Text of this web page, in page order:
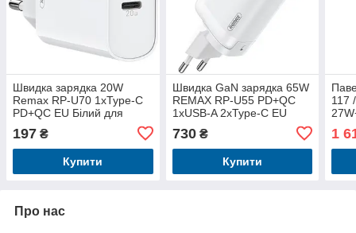
Швидка зарядка 20W
Remax RP-U70 1xType-C
PD+QC EU Білий для
197 ₴
Купити
Швидка GaN зарядка 65W
REMAX RP-U55 PD+QC
1xUSB-A 2xType-C EU
730₴
Купити
117
1
Про нас